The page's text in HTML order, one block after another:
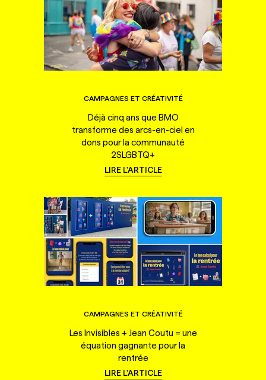
CAMPAGNES ET CRÉATIVITÉ
Déjà cinq ans que BMO
transforme des arcs-en-ciel en
dons pour la communauté
2SLGBTQ+
LIRE L'ARTICLE
CAMPAGNES ET CRÉATIVITÉ
Les Invisibles + Jean Coutu = une
équation gagnante pour la
rentrée
LIRE L'ARTICLE